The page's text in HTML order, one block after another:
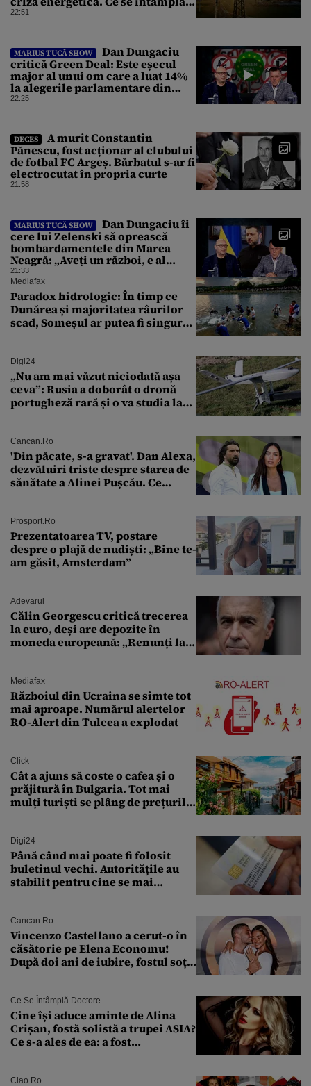
cu Sistemul Electroenergetic
22:51
MARIUS TUCĂ SHOW
Dan Dungaciu
critică Green Deal: Este eșecul
major al unui om care a luat 14%
la alegerile parlamentare din
Olanda
22:25
DECES
A murit Constantin
Pănescu, fost acționar al clubului
de fotbal FC Argeș. Bărbatul s-ar fi
electrocutat în propria curte
21:58
MARIUS TUCĂ SHOW
Dan Dungaciu îi
cere lui Zelenski să oprească
bombardamentele din Marea
Neagră: „Aveți un război, e al
vostru, dar lăsați restul să
circule”
21:33
Mediafax
Paradox hidrologic: În timp ce
Dunărea și majoritatea râurilor
scad, Someșul ar putea fi singurul
Digi24
„Nu am mai văzut niciodată așa
ceva”: Rusia a doborât o dronă
portugheză rară și o va studia la
Cancan.ro
'Din păcate, s-a gravat'. Dan Alexa,
dezvăluiri triste despre starea de
sănătate a Alinei Pușcău. Ce
Prosport.ro
Prezentatoarea TV, postare
despre o plajă de nudiști: „Bine te-
am găsit, Amsterdam”
Adevarul
Călin Georgescu critică trecerea
la euro, deși are depozite în
moneda europeană: „Renunți la
Mediafax
Războiul din Ucraina se simte tot
mai aproape. Numărul alertelor
RO-Alert din Tulcea a explodat
Click
Cât a ajuns să coste o cafea și o
prăjitură în Bulgaria. Tot mai
mulți turiști se plâng de prețurile
Digi24
Până când mai poate fi folosit
buletinul vechi. Autoritățile au
stabilit pentru cine se mai
Cancan.ro
Vincenzo Castellano a cerut-o în
căsătorie pe Elena Economu!
După doi ani de iubire, fostul soț
Ce Se Întâmplă Doctore
Cine își aduce aminte de Alina
Crișan, fostă solistă a trupei ASIA?
Ce s-a ales de ea: a fost
Ciao.ro